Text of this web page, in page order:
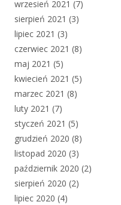
wrzesień 2021 (7)
sierpień 2021 (3)
lipiec 2021 (3)
czerwiec 2021 (8)
maj 2021 (5)
kwiecień 2021 (5)
marzec 2021 (8)
luty 2021 (7)
styczeń 2021 (5)
grudzień 2020 (8)
listopad 2020 (3)
październik 2020 (2)
sierpień 2020 (2)
lipiec 2020 (4)